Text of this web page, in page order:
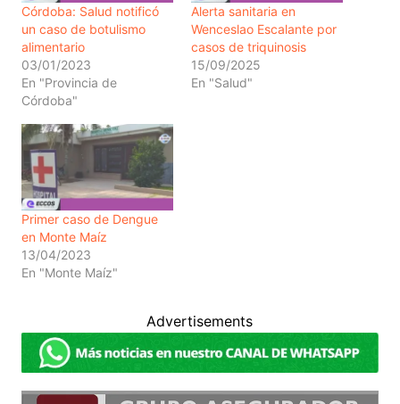
Córdoba: Salud notificó
un caso de botulismo
alimentario
03/01/2023
En "Provincia de
Córdoba"
Alerta sanitaria en
Wenceslao Escalante por
casos de triquinosis
15/09/2025
En "Salud"
Primer caso de Dengue
en Monte Maíz
13/04/2023
En "Monte Maíz"
Advertisements